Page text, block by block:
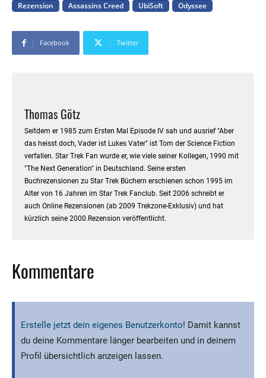
Rezension Assassins Creed UbiSoft Odyssee
Facebook Twitter
Thomas Götz
Seitdem er 1985 zum Ersten Mal Episode IV sah und ausrief "Aber
das heisst doch, Vader ist Lukes Vater" ist Tom der Science Fiction
verfallen. Star Trek Fan wurde er, wie viele seiner Kollegen, 1990 mit
"The Next Generation" in Deutschland. Seine ersten
Buchrezensionen zu Star Trek Büchern erschienen schon 1995 im
Alter von 16 Jahren im Star Trek Fanclub. Seit 2006 schreibt er
auch Online Rezensionen (ab 2009 Trekzone-Exklusiv) und hat
kürzlich seine 2000.Rezension veröffentlicht.
Kommentare
Erstelle jetzt dein eigenes Benutzerkonto! Damit kannst
du deine Kommentare länger bearbeiten und in deinem
Profil übersichtlich anzeigen lassen.